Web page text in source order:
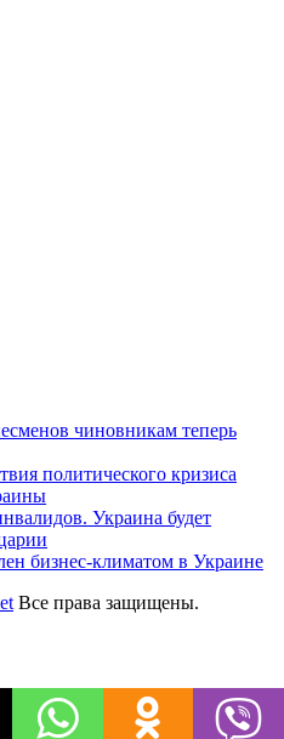
чиновникам теперь
политического кризиса
Украина будет
бизнес-климатом в Украине
Все права защищены.